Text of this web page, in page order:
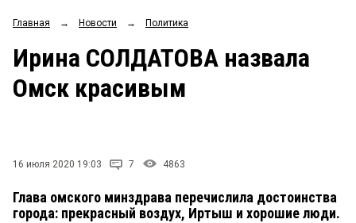
ОБЩЕСТВО
ЗАКОН
НОВОСТИ КОМПАНИЙ
Рейтинги
Главная → Новости → Политика
Ирина СОЛДАТОВА назвала
Омск красивым
16 июля 2020 19:03 7 4863
Глава омского минздрава перечислила достоинства
города: прекрасный воздух, Иртыш и хорошие люди.